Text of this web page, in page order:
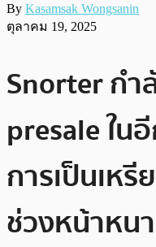
By Kasamsak Wongsanin
ตุลาคม 19, 2025
Snorter กำ
presale ใน
การเป็นเห
ช่วงหน้าหน